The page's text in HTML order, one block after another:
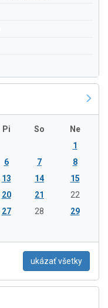
Pi So
Ne
1
6 7
8
13 14
15
20 21
22
27 28
29
ukázať všetky